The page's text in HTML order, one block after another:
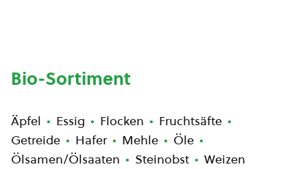
Bio-Sortiment
Äpfel Essig Flocken
Fruchtsäfte
Getreide
Hafer Mehle
Öle
Ölsamen/Ölsaaten
Steinobst Weizen